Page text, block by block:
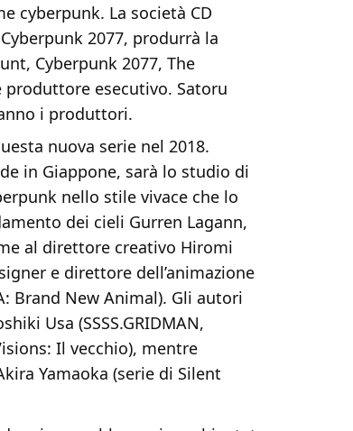
cyberpunk. La società CD
2077, produrrà la
Cyberpunk 2077, The
esecutivo. Satoru
i produttori.
nuova serie nel 2018.
in Giappone, sarà lo studio di
nello stile vivace che lo
dei cieli Gurren Lagann,
al direttore creativo Hiromi
e direttore dell’animazione
Brand New Animal). Gli autori
Usa (SSSS.GRIDMAN,
Il vecchio), mentre
Yamaoka (serie di Silent